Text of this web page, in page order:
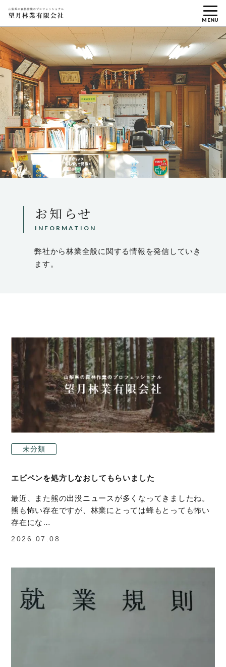
MENU
お知らせ
INFORMATION
弊社から林業全般に関する情報を発信していき
ます。
未分類
エピペンを処方しなおしてもらいました
最近、また熊の出没ニュースが多くなってきましたね。
熊も怖い存在ですが、林業にとっては蜂もとっても怖い
存在にな…
2026.07.08